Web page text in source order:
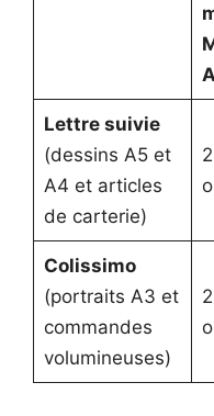
Lettre suivie
(dessins A5 et
A4 et articles
de carterie)
Colissimo
(portraits A3 et
commandes
volumineuses)